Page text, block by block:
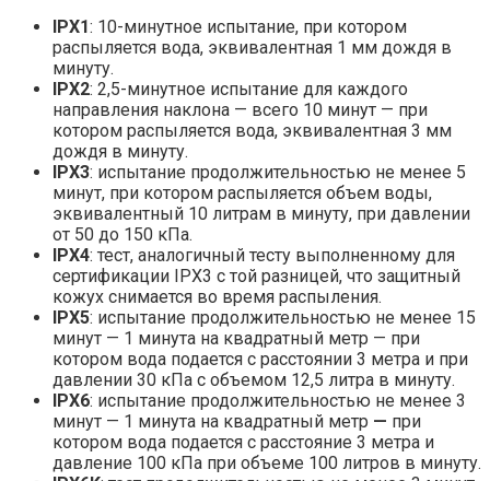
IPX1: 10-минутное испытание, при котором
распыляется вода, эквивалентная 1 мм дождя в
минуту.
IPX2: 2,5-минутное испытание для каждого
направления наклона — всего 10 минут — при
котором распыляется вода, эквивалентная 3 мм
дождя в минуту.
IPX3: испытание продолжительностью не менее 5
минут, при котором распыляется объем воды,
эквивалентный 10 литрам в минуту, при давлении
от 50 до 150 кПа.
IPX4: тест, аналогичный тесту выполненному для
сертификации IPX3 с той разницей, что защитный
кожух снимается во время распыления.
IPX5: испытание продолжительностью не менее 15
минут — 1 минута на квадратный метр — при
котором вода подается с расстоянии 3 метра и при
давлении 30 кПа с объемом 12,5 литра в минуту.
IPX6: испытание продолжительностью не менее 3
минут — 1 минута на квадратный метр — при
котором вода подается с расстояние 3 метра и
давление 100 кПа при объеме 100 литров в минуту.